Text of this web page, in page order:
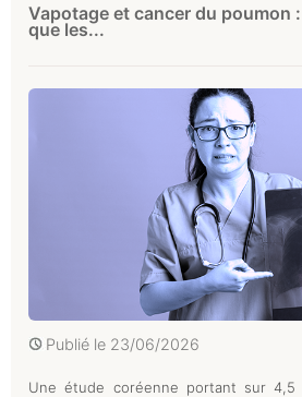
Vapotage et cancer du poumon
que les...
Publié le 23/06/2026
Une étude coréenne portant sur 4,5